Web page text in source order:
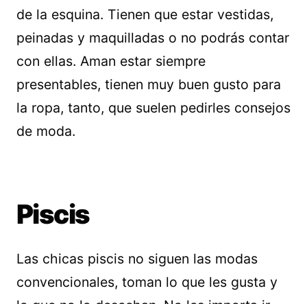
de la esquina. Tienen que estar vestidas,
peinadas y maquilladas o no podrás contar
con ellas. Aman estar siempre
presentables, tienen muy buen gusto para
la ropa, tanto, que suelen pedirles consejos
de moda.
Piscis
Las chicas piscis no siguen las modas
convencionales, toman lo que les gusta y